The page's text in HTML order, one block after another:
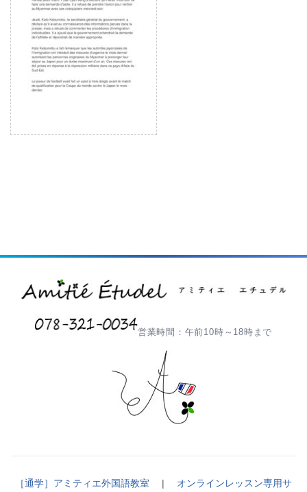
営業時間：午前10時～18時まで
［通学］アミティエ外国語教室 | オンラインレッスン専用サ